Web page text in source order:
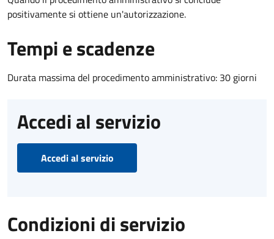
positivamente si ottiene un'autorizzazione.
Tempi e scadenze
Durata massima del procedimento amministrativo: 30 giorni
Accedi al servizio
Accedi al servizio
Condizioni di servizio